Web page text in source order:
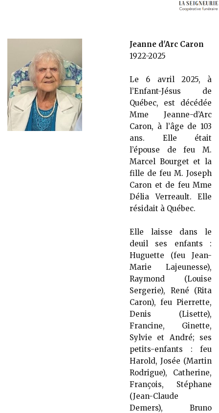
Jeanne d'Arc Caron
1922-2025
Le 6 avril 2025, à
l’Enfant-Jésus de
Québec, est décédée
Mme Jeanne-d’Arc
Caron, à l’âge de 103
ans. Elle était
l’épouse de feu M.
Marcel Bourget et la
fille de feu M. Joseph
Caron et de feu Mme
Délia Verreault. Elle
résidait à Québec.
Elle laisse dans le
deuil ses enfants :
Huguette (feu Jean-
Marie Lajeunesse),
Raymond (Louise
Sergerie), René (Rita
Caron), feu Pierrette,
Denis (Lisette),
Francine, Ginette,
Sylvie et André; ses
petits-enfants : feu
Harold, Josée (Martin
Rodrigue), Catherine,
François, Stéphane
(Jean-Claude
Demers), Bruno